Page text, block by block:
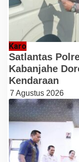
Karo
Satlantas
Kabanjahe
Kendaraan
7 Agustus 2026